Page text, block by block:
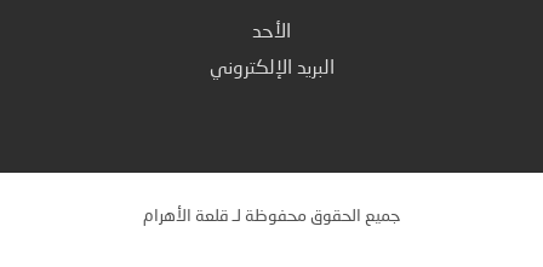
الأحد
البريد الإلكتروني
جميع الحقوق محفوظة لـ قلعة الأهرام